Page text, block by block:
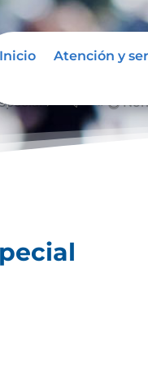
Inicio Atención y